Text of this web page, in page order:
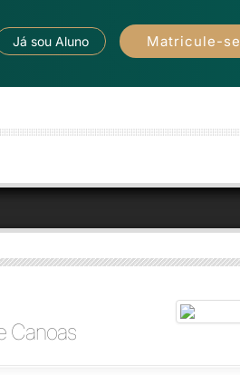
Já sou Aluno Matricule-se
Canoas